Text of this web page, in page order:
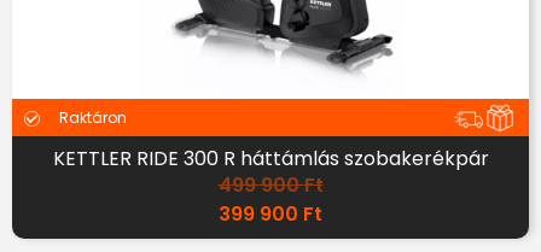
Raktáron
KETTLER RIDE 300 R háttámlás szobakerékpár
499 900Ft
399 900 Ft